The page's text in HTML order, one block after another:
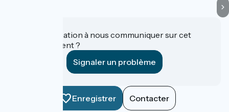
Une information à nous communiquer sur cet
établissement ?
Signaler un problème
Enregistrer Contacter